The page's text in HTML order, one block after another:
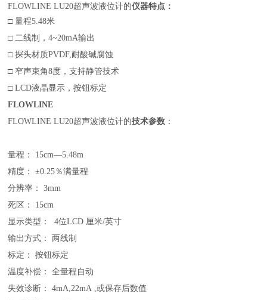
FLOWLINE LU20超声波液位计的仪器特点：
□ 量程5.48米
□ 二线制，4~20mA输出
□ 探头材质PVDF,耐酸碱腐蚀
□ 窄声束角8度，支持静管技术
□ LCD液晶显示，按钮标定
FLOWLINE
FLOWLINE LU20超声波液位计的技术参数 ：
量程： 15cm—5.48m
精度： ±0.25％满量程
分辨率： 3mm
死区： 15cm
显示类型： 4位LCD 厘米/英寸
输出方式： 两线制
标定： 按钮标定
温度补偿： 全量程自动
失效诊断： 4mA,22mA ,或保存后数值